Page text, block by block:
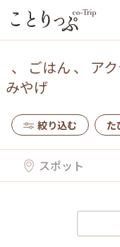
、 ごはん 、 ア
みやげ
絞り込む た
スポット